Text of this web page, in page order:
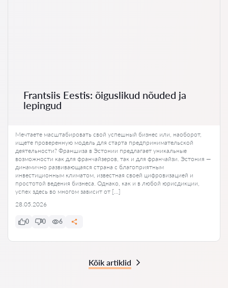
Frantsiis Eestis: õiguslikud nõuded ja
lepingud
Мечтаете масштабировать свой успешный бизнес или, наоборот,
ищете проверенную модель для старта предпринимательской
деятельности? Франшиза в Эстонии предлагает уникальные
возможности как для франчайзеров, так и для франчайзи. Эстония —
динамично развивающаяся страна с благоприятным
инвестиционным климатом, известная своей цифровизацией и
простотой ведения бизнеса. Однако, как и в любой юрисдикции,
успех здесь во многом зависит от […]
28.05.2026
0 0 6
Kõik artiklid